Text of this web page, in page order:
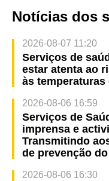
Notícias dos
2026-08-07 11:20
Serviços de
estar atenta ao
às temperaturas
2026-08-06 16:59
Serviços de
imprensa e
Transmitindo
de prevenção
2026-08-06 16:30